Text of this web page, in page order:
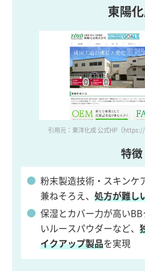
東陽
引用元：東洋化成 公式HP （
特徴
粉末製造技術・スキンケ
兼ねそろえ、 処方が難し
保湿とカバー力が高い
いルースパウダーなど、
イクアップ製品を実現